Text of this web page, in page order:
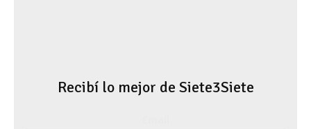
Recibí lo mejor de Siete3Siete